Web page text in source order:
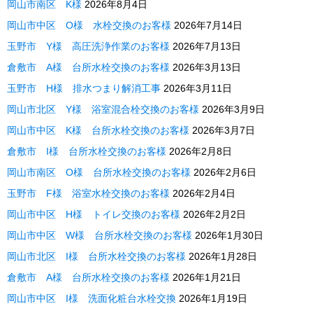
岡山市南区 K様 2026年8月4日
岡山市中区 O様 水栓交換のお客様 2026年7月14日
玉野市 Y様 高圧洗浄作業のお客様 2026年7月13日
倉敷市 A様 台所水栓交換のお客様 2026年3月13日
玉野市 H様 排水つまり解消工事 2026年3月11日
岡山市北区 Y様 浴室混合栓交換のお客様 2026年3月9日
岡山市中区 K様 台所水栓交換のお客様 2026年3月7日
倉敷市 I様 台所水栓交換のお客様 2026年2月8日
岡山市南区 O様 台所水栓交換のお客様 2026年2月6日
玉野市 F様 浴室水栓交換のお客様 2026年2月4日
岡山市中区 H様 トイレ交換のお客様 2026年2月2日
岡山市中区 W様 台所水栓交換のお客様 2026年1月30日
岡山市北区 I様 台所水栓交換のお客様 2026年1月28日
倉敷市 A様 台所水栓交換のお客様 2026年1月21日
岡山市中区 I様 洗面化粧台水栓交換 2026年1月19日